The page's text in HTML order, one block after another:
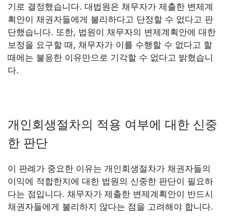
기로 결정했습니다. 대법원은 채무자가 제출한 변제계
획안이 채권자들에게 불리하다고 단정할 수 없다고 판
단했습니다. 또한, 법원이 채무자의 변제계획안에 대한
보정을 요구할 때, 채무자가 이를 수행할 수 없다고 할
때에는 불응한 이유만으로 기각할 수 없다고 밝혔습니
다.
개인회생절차의 적용 여부에 대한 신중
한 판단
이 판례가 중요한 이유는 개인회생절차가 채권자들의
이익에 적합한지에 대한 법원의 신중한 판단이 필요하
다는 점입니다. 채무자가 제출한 변제계획안이 반드시
채권자들에게 불리하지 않다는 점을 고려해야 합니다.